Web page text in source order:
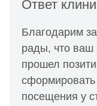
Ответ
Благодарим
рады, что ваш
прошел
посещения у